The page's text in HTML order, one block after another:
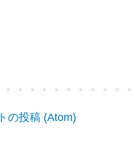
の投稿 (Atom)